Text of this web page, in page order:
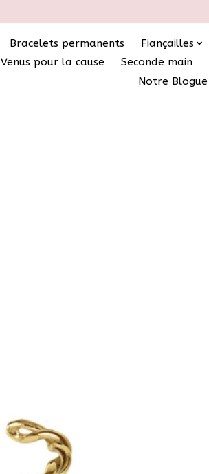
Bracelets permanents Fiançailles
Venus pour la cause Seconde main
Notre Blogue